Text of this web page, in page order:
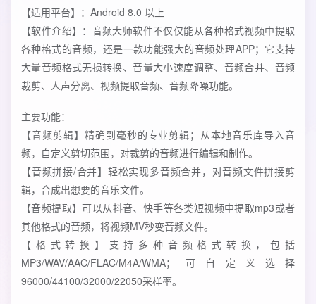
【适用平台】：Android 8.0 以上
【软件介绍】：音频大师软件不仅仅能从各种格式视频中提取
各种格式的音频，还是一款功能强大的音频处理APP；它支持
大量音频格式无损转换、音量大小速度调整、音频合并、音频
裁剪、人声分离、视频提取音频、音频降噪功能。
主要功能：
【音频剪辑】精确到毫秒的专业剪辑；从本地音乐库导入音
频，自定义剪切范围，对裁剪的音频进行编辑和制作。
【音频拼接/合并】轻松实现多音频合并，对音频文件拼接剪
辑，合成出想要的音乐文件。
【音频提取】可以从抖音、快手等各类短视频中提取mp3或者
其他格式的音频，将视频MV秒变音频文件。
【格式转换】支持多种音频格式转换，包括
MP3/WAV/AAC/FLAC/M4A/WMA；可自定义选择
96000/44100/32000/22050采样率。